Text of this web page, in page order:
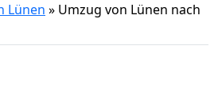
Lünen » Umzug von Lünen nach